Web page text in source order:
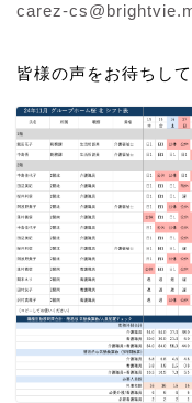
carez-
皆様の声をお待ちして